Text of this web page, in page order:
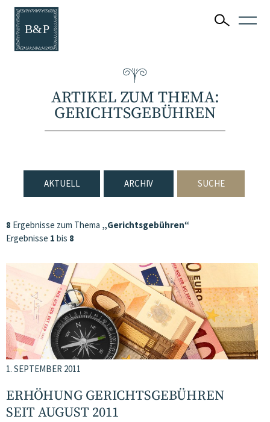
ARTIKEL ZUM THEMA:
GERICHTSGEBÜHREN
AKTUELL ARCHIV SUCHE
8 Ergebnisse zum Thema „Gerichtsgebühren“
Ergebnisse 1 bis 8
1. SEPTEMBER 2011
ERHÖHUNG GERICHTSGEBÜHREN
SEIT AUGUST 2011